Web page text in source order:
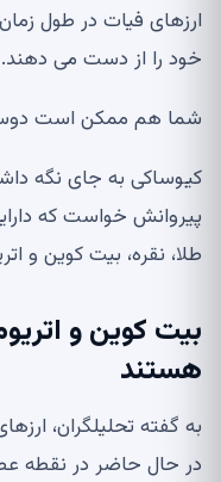
ارزهای فیات در طول
خود را از دست می دهند.
شما هم ممکن است
کیوساکی به جای نگه
پیروانش خواست که
طلا، نقره، بیت کوین و
بیت کوین و
هستند
به گفته تحلیلگران،
در حال حاضر در نقطه